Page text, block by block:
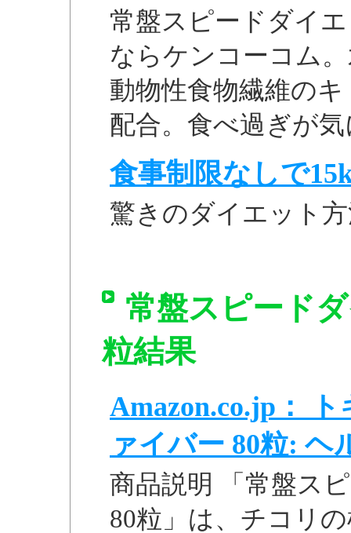
常盤スピードダイ
ならケンコーコム
動物性食物繊維の
配合。食べ過ぎが
食事制限なしで
驚きのダイエット
常盤スピード
粒結果
Amazon.co.jp：
ァイバー 80粒: ヘ
商品説明 「常盤ス
80粒」は、チコリ